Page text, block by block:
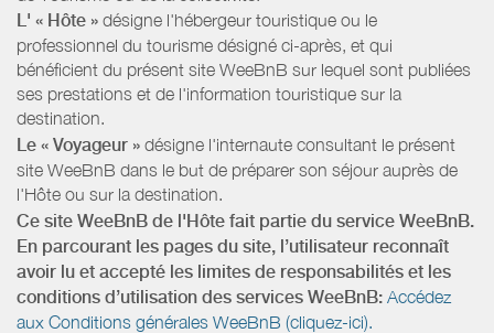
L' « Hôte » désigne l'hébergeur touristique ou le
professionnel du tourisme désigné ci-après, et qui
bénéficient du présent site WeeBnB sur lequel sont publiées
ses prestations et de l'information touristique sur la
destination.
Le « Voyageur » désigne l'internaute consultant le présent
site WeeBnB dans le but de préparer son séjour auprès de
l'Hôte ou sur la destination.
Ce site WeeBnB de l'Hôte fait partie du service WeeBnB.
En parcourant les pages du site, l’utilisateur reconnaît
avoir lu et accepté les limites de responsabilités et les
conditions d’utilisation des services WeeBnB: Accédez
aux Conditions générales WeeBnB (cliquez-ici).